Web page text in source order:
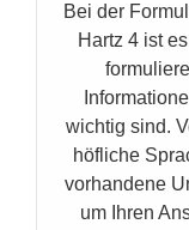
Bei der
Hartz 4 ist
wichtig sind.
höfliche
vorhandene
um Ihren